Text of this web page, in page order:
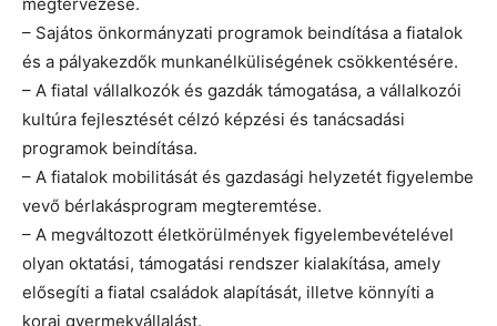
– Sajátos önkormányzati programok beindítása a fiatalok
és a pályakezdők munkanélküliségének csökkentésére.
– A fiatal vállalkozók és gazdák támogatása, a vállalkozói
kultúra fejlesztését célzó képzési és tanácsadási
programok beindítása.
– A fiatalok mobilitását és gazdasági helyzetét figyelembe
vevő bérlakásprogram megteremtése.
– A megváltozott életkörülmények figyelembevételével
olyan oktatási, támogatási rendszer kialakítása, amely
elősegíti a fiatal családok alapítását, illetve könnyíti a
korai gyermekvállalást.